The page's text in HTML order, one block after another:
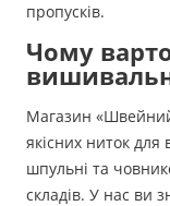
пропусків.
Чому
Магазин
якісних ниток
шпульні та
складів. У нас ви